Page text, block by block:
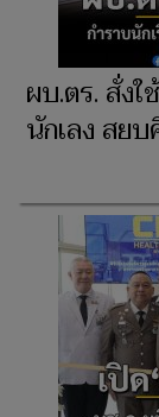
ผบ.ตร. สั่งใ
นักเลง สย